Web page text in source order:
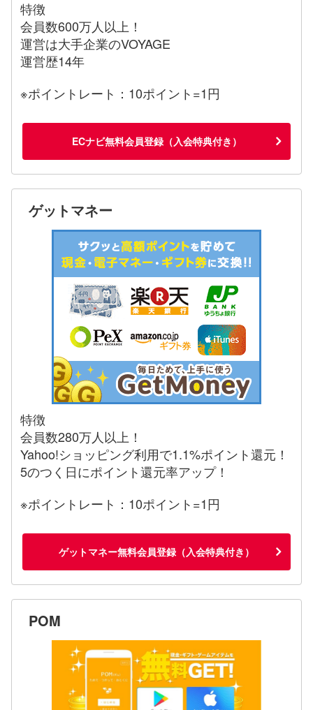
特徴
会員数600万人以上！
運営は大手企業のVOYAGE
運営歴14年
※ポイントレート：10ポイント=1円
ECナビ無料会員登録（入会特典付き）
ゲットマネー
特徴
会員数280万人以上！
Yahoo!ショッピング利用で1.1%ポイント還元！
5のつく日にポイント還元率アップ！
※ポイントレート：10ポイント=1円
ゲットマネー無料会員登録（入会特典付き）
POM